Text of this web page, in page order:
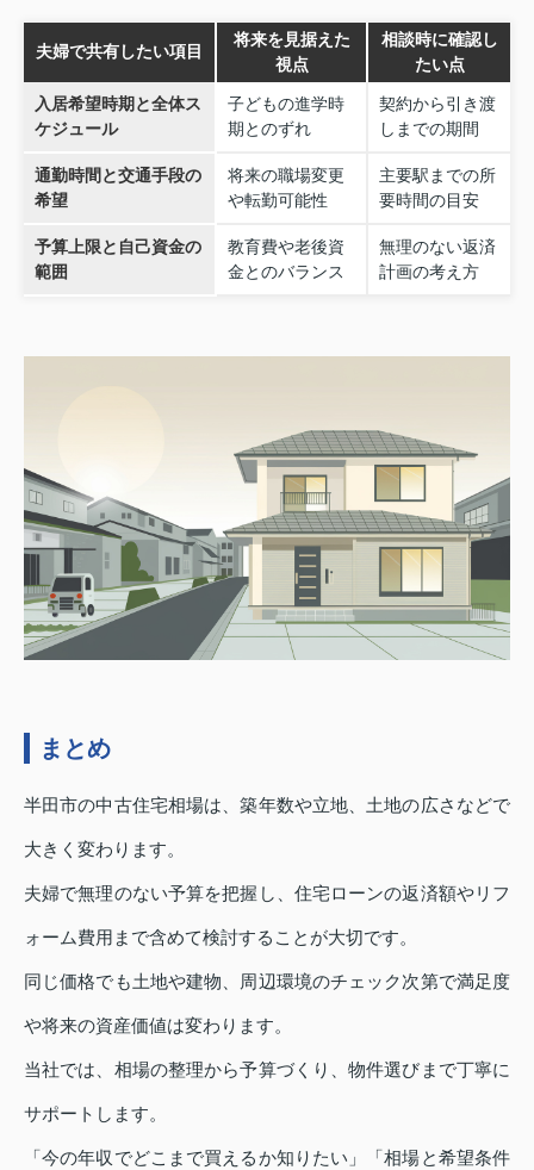
夫婦で共有したい項目
将来を見据えた
視点
相談時に確認し
たい点
入居希望時期と全体ス
ケジュール
子どもの進学時
期とのずれ
契約から引き渡
しまでの期間
通勤時間と交通手段の
希望
将来の職場変更
や転勤可能性
主要駅までの所
要時間の目安
予算上限と自己資金の
範囲
教育費や老後資
金とのバランス
無理のない返済
計画の考え方
まとめ
半田市の中古住宅相場は、築年数や立地、土地の広さなどで
大きく変わります。
夫婦で無理のない予算を把握し、住宅ローンの返済額やリフ
ォーム費用まで含めて検討することが大切です。
同じ価格でも土地や建物、周辺環境のチェック次第で満足度
や将来の資産価値は変わります。
当社では、相場の整理から予算づくり、物件選びまで丁寧に
サポートします。
「今の年収でどこまで買えるか知りたい」「相場と希望条件